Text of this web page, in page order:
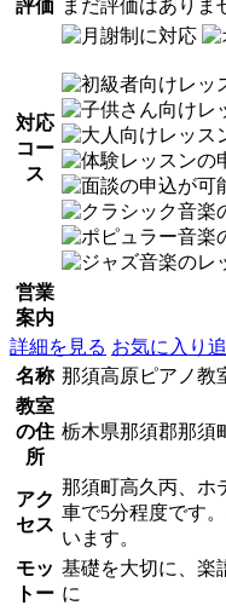
評価 まだ評価はありま
対応
コー
ス
営業
案内
詳細を見る お気に入り
名称 那須高原ピアノ教
教室
の住
所
栃木県那須郡那須
アク
セス
那須町高久丙、ホ
車で5分程度です
います。
モッ
トー
基礎を大切に、楽
に